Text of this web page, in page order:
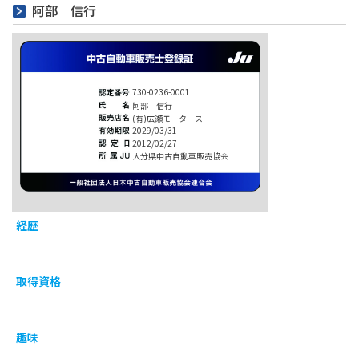
阿部 信行
730-0236-0001
阿部 信行
(有)広瀬モータース
2029/03/31
2012/02/27
大分県中古自動車販売協会
経歴
取得資格
趣味